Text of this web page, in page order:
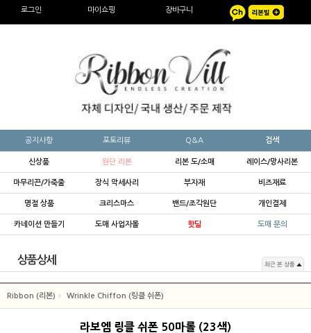
로그인 마이쇼핑 장바구니
공지사항 포토리뷰 Q&A 검색
신상품 원단 리본 리본 도/소매 레이스/망사리본
마무리끈/가죽줄 장식 악세사리 부자재 비즈재료
명절 상품 크리스마스 밴드/조각원단 개인결제
카네이션 만들기 도매 사업자몰 핫딜 도매 문의
상품상세
Ribbon (리본) Wrinkle Chiffon (링클 쉬폰)
최근 본 상품
라보엠 링클 쉬폰 50마롤 (23색)